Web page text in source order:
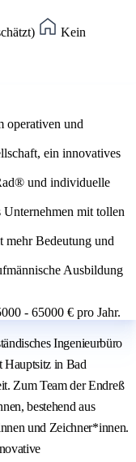
Kein
operativen und
ein innovatives
und individuelle
Unternehmen mit tollen
mehr Bedeutung und
Ausbildung
- 65000 € pro Jahr.
Ingenieurbüro
Hauptsitz in Bad
Zum Team der Endreß
bestehend aus
und Zeichner*innen.